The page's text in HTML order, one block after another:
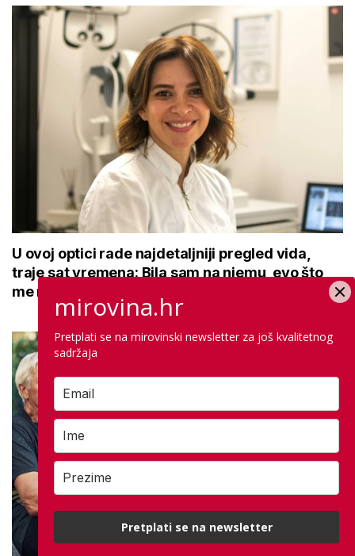
U ovoj optici rade najdetaljniji pregled vida,
traje sat vremena: Bila sam na njemu, evo što
me naučiomirovina.hr
Pretplati se na mirovinski newsletter za još kvalitetnog
sadržaja
Pretplati se na newsletter